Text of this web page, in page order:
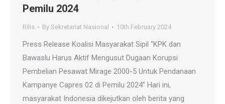
Pemilu 2024
Rilis By Sekretariat Nasional 10th February 2024
Press Release Koalisi Masyarakat Sipil “KPK dan
Bawaslu Harus Aktif Mengusut Dugaan Korupsi
Pembelian Pesawat Mirage 2000-5 Untuk Pendanaan
Kampanye Capres 02 di Pemilu 2024” Hari ini,
masyarakat Indonesia dikejutkan oleh berita yang